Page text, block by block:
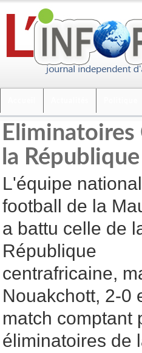
la
L'équipe
football de la
a battu celle de
République
centrafricaine,
Nouakchott, 2-0
match comptant
éliminatoires de